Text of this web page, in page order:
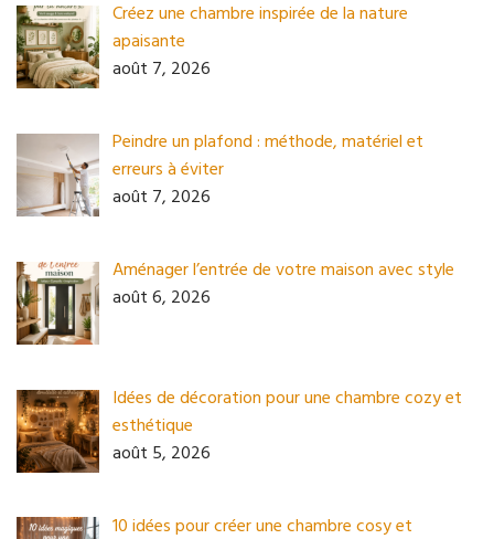
Créez une chambre inspirée de la nature
apaisante
août 7, 2026
Peindre un plafond : méthode, matériel et
erreurs à éviter
août 7, 2026
Aménager l’entrée de votre maison avec style
août 6, 2026
Idées de décoration pour une chambre cozy et
esthétique
août 5, 2026
10 idées pour créer une chambre cosy et